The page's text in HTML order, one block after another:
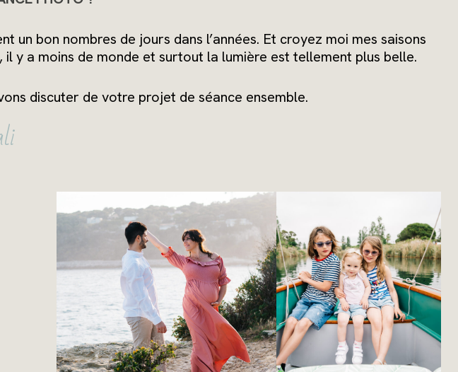
un bon nombres de jours dans l’années. Et croyez moi mes saisons
y a moins de monde et surtout la lumière est tellement plus belle.
discuter de votre projet de séance ensemble.